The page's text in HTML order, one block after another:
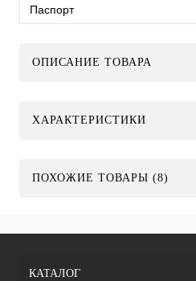
Паспорт
ОПИСАНИЕ ТОВАРА
ХАРАКТЕРИСТИКИ
ПОХОЖИЕ ТОВАРЫ (8)
КАТАЛОГ